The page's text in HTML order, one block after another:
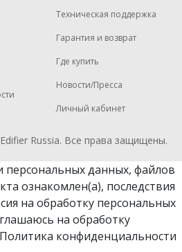
Техническая поддержка
Гарантия и возврат
Где купить
Новости/Пресса
Личный кабинет
EdifierRussia. Все права защищены.
персональных данных, файлов
ознакомлен(а), последствия
на обработку персональных
на обработку
Политика конфиденциальности